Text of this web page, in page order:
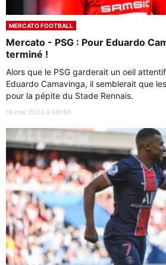
MERCATO FOOTBALL
Mercato - PSG : Pour Eduardo
terminé !
Alors que le PSG garderait un oeil
Eduardo Camavinga, il semblerait que
pour la pépite du Stade Rennais.
16 mai 2022 à 14h56